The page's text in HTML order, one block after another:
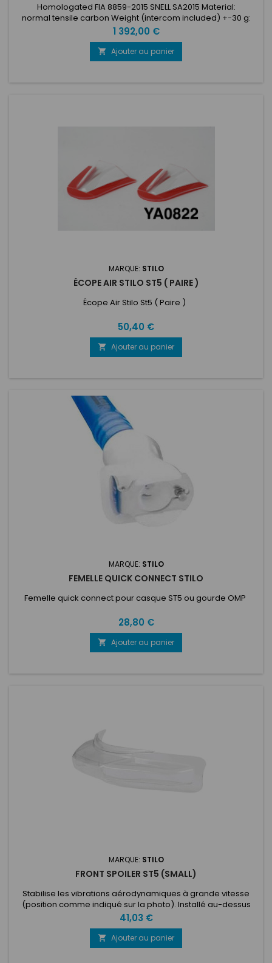
Homologated FIA 8859-2015 SNELL SA2015 Material:
normal tensile carbon Weight (intercom included) +-30 g:
small shell 1.200 g large shell 1.280 g Microphone boom and
plug integrated Adjustments: microphone position, peak,
earmuffs pressure Optional set up: adjustable short visor
Prix
1 392,00 €
 Ajouter au panier
MARQUE: STILO
ÉCOPE AIR STILO ST5 ( PAIRE )
Écope Air Stilo St5 ( Paire )
Prix
50,40 €
 Ajouter au panier
MARQUE: STILO
FEMELLE QUICK CONNECT STILO
Femelle quick connect pour casque ST5 ou gourde OMP
Prix
28,80 €
 Ajouter au panier
MARQUE: STILO
FRONT SPOILER ST5 (SMALL)
Stabilise les vibrations aérodynamiques à grande vitesse
(position comme indiqué sur la photo). Installé au-dessus
des aérations inférieures du casque.
Prix
41,03 €
 Ajouter au panier